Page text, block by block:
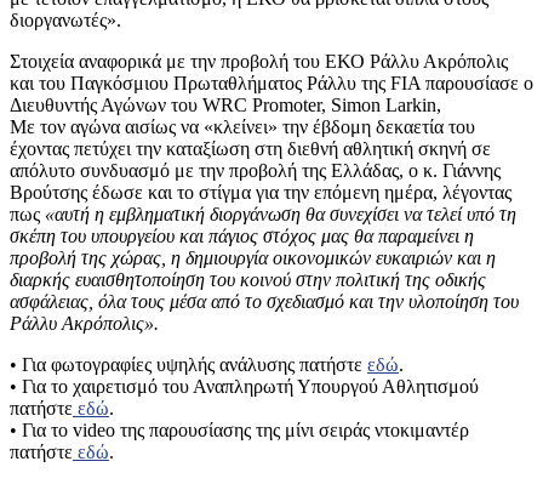
διοργανωτές».
Στοιχεία αναφορικά με την προβολή του ΕΚΟ Ράλλυ Ακρόπολις
και του Παγκόσμιου Πρωταθλήματος Ράλλυ της FIA παρουσίασε ο
Διευθυντής Αγώνων του WRC Promoter, Simon Larkin,
Με τον αγώνα αισίως να «κλείνει» την έβδομη δεκαετία του
έχοντας πετύχει την καταξίωση στη διεθνή αθλητική σκηνή σε
απόλυτο συνδυασμό με την προβολή της Ελλάδας, ο κ. Γιάννης
Βρούτσης έδωσε και το στίγμα για την επόμενη ημέρα, λέγοντας
πως «αυτή η εμβληματική διοργάνωση θα συνεχίσει να τελεί υπό τη
σκέπη του υπουργείου και πάγιος στόχος μας θα παραμείνει η
προβολή της χώρας, η δημιουργία οικονομικών ευκαιριών και η
διαρκής ευαισθητοποίηση του κοινού στην πολιτική της οδικής
ασφάλειας, όλα τους μέσα από το σχεδιασμό και την υλοποίηση του
Ράλλυ Ακρόπολις».
• Για φωτογραφίες υψηλής ανάλυσης πατήστε εδώ.
• Για το χαιρετισμό του Αναπληρωτή Υπουργού Αθλητισμού
πατήστε εδώ.
• Για το video της παρουσίασης της μίνι σειράς ντοκιμαντέρ
πατήστε εδώ.